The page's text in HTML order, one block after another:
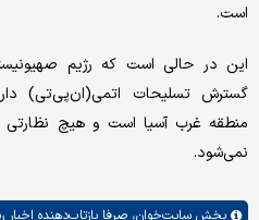
است.
این در حالی است که رژیم
گسترش تسلیحات اتمی(ان‌پی‌تی)
منطقه غرب آسیا است و هیچ نظارتی
نمی‌شود.
بخش سایت‌خوان، صرفا بازتاب‌دهنده